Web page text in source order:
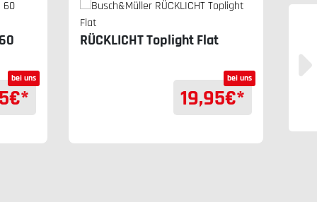
bei uns
€*
RÜCKLICHT Toplight Flat
bei uns
19,95€*